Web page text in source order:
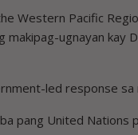
Western Pacific
makipag-ugnayan
led response sa
pang United